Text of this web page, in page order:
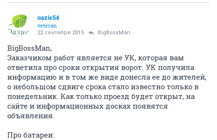
oazis54
veteran
22 сентября 2015 BigBossMan
BigBossMan,
Заказчиком работ является не УК, которая вам
ответила про сроки открытия ворот. УК получила
информацию и в том же виде донесла ее до жителей,
о небольшом сдвиге срока стало известно только в
понедельник. Как только проезд будет открыт, на
сайте и информационных досках появятся
объявления.
Про батареи: